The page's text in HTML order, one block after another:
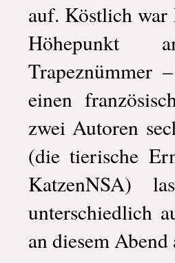
auf. Köstlich
Höhepunkt
Trapeznümmer
einen
zwei Autoren
(die tierische
KatzenNSA)
unterschiedlich
an diesem